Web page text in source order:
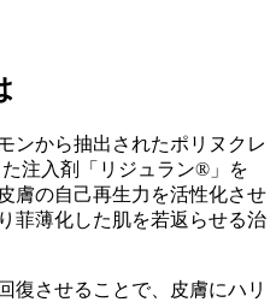
ンから抽出されたポリヌクレ
注入剤「リジュラン®」を
膚の自己再生力を活性化させ
菲薄化した肌を若返らせる治
復させることで、皮膚にハリ